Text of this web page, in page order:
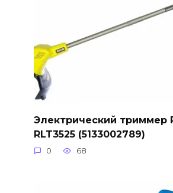
Электрический триммер
RLT3525 (5133002789)
0 68